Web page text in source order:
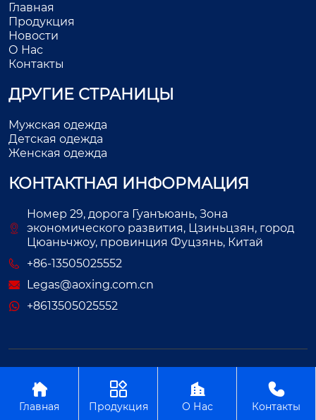
Главная
Продукция
Новости
О Нас
Контакты
ДРУГИЕ СТРАНИЦЫ
Мужская одежда
Детская одежда
Женская одежда
КОНТАКТНАЯ ИНФОРМАЦИЯ
Номер 29, дорога Гуанъюань, Зона
экономического развития, Цзиньцзян, город
Цюаньчжоу, провинция Фуцзянь, Китай
+86-13505025552
Legas@aoxing.com.cn
+8613505025552

Главная

Продукция

О Нас

Контакты